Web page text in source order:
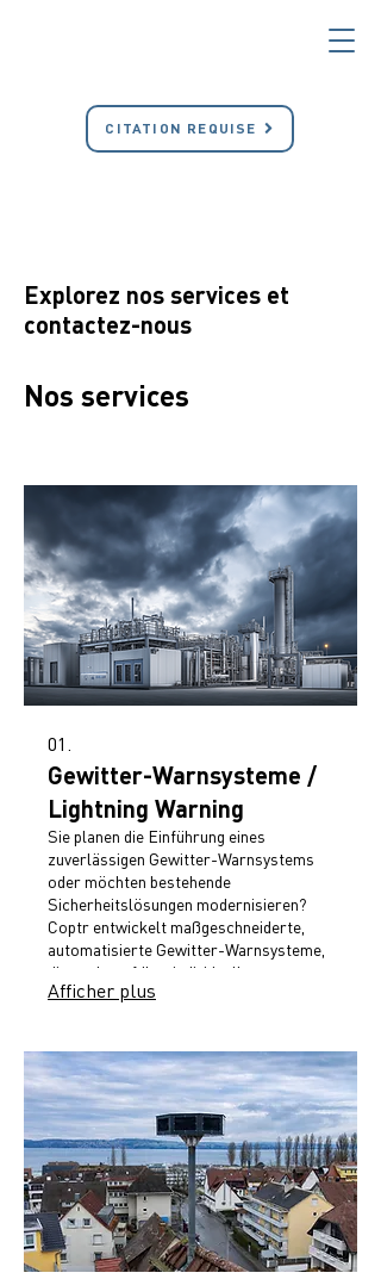
CITATION REQUISE
Explorez nos services et
contactez-nous
Nos services
01.
Gewitter-Warnsysteme /
Lightning Warning
Sie planen die Einführung eines
zuverlässigen Gewitter-Warnsystems
oder möchten bestehende
Sicherheitslösungen modernisieren?
Coptr entwickelt maßgeschneiderte,
automatisierte Gewitter-Warnsysteme,
die exakt auf Ihre individuellen
Anforderungen und Einsatzbereiche
Echtzeit und ermöglichen eine
vollautomatische Warnung über Sirenen,
Apps und digitale Anzeigen. Ob für
Sport- und Freizeitanlagen,
Industrieflächen.
Afficher plus